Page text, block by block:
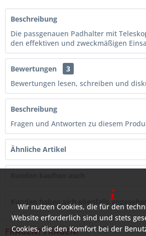
Beschreibung
Die passgenauen Padhalter mit
den effektiven und zweckmäßigen
Bewertungen
3
Bewertungen lesen, schreiben und
Beschreibung
Fragen und Antworten zu diesem
Ähnliche Artikel
Kunden haben sich ebenfalls
FRAGEN? FRAGEN!
Wir nutzen Cookies, die für den
Website erforderlich sind und stets
Cookies, die den Komfort bei der